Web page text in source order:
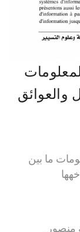
والعوائق
ما بين
منصور